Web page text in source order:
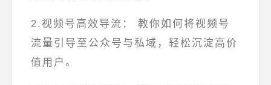
2.视频号高效导流：
教你如何将视频号
流量 引导至公众号与私域 ，轻松沉淀高价
值用户。